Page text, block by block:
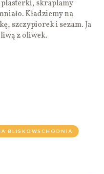
skraplamy
Kładziemy na
szczypiorek i sezam. Ja
z oliwek.
BLISKOWSCHODNIA